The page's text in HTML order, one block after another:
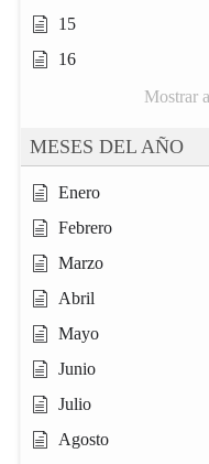
15
16
Mostrar
MESES DEL AÑO
Enero
Febrero
Marzo
Abril
Mayo
Junio
Julio
Agosto